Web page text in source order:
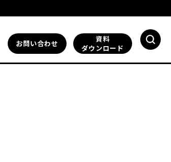
お問い合わせ
資料
ダウンロード